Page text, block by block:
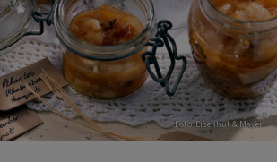
Foto: Eisenhut & Mayer